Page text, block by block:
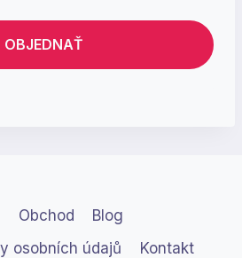
OBJEDNAŤ
Obchod
Blog
osobních údajů
Kontakt